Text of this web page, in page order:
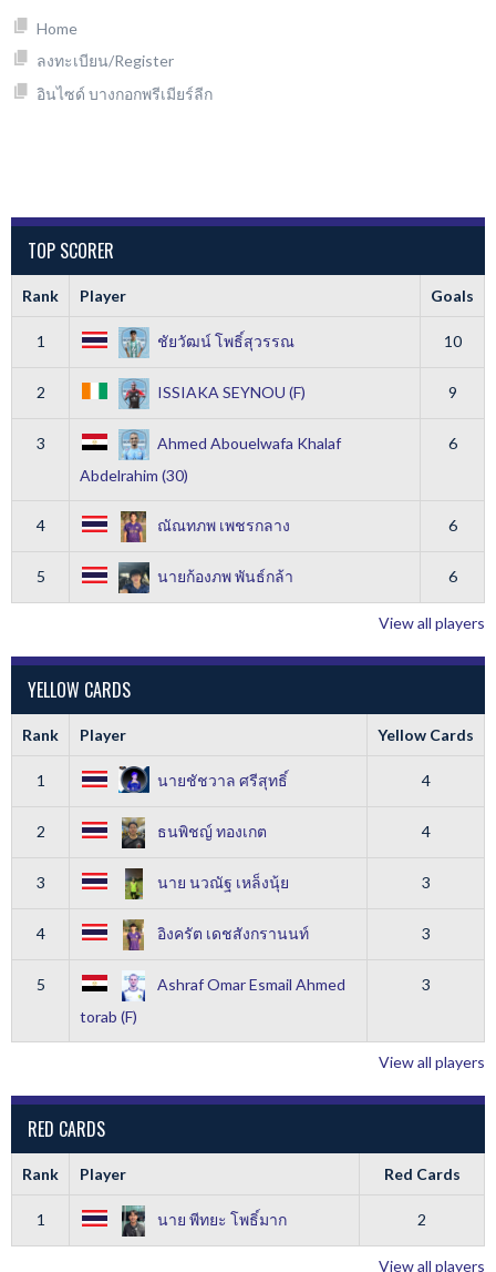
Home
ลงทะเบียน/Register
อินไซด์ บางกอกพรีเมียร์ลีก
TOP SCORER
Rank Player Goals
1 ชัยวัฒน์ โพธิ์สุวรรณ 10
2 ISSIAKA SEYNOU (F) 9
3
Ahmed Abouelwafa Khalaf
Abdelrahim (30)
6
4 ณัณทภพ เพชรกลาง 6
5 นายก้องภพ พันธ์กล้า 6
View all players
YELLOW CARDS
Rank Player Yellow Cards
1 นายชัชวาล ศรีสุทธิ์ 4
2 ธนพิชญ์ ทองเกต 4
3 นาย นวณัฐ เหล็งนุ้ย 3
4 อิงครัต เดชสังกรานนท์ 3
5
Ashraf Omar Esmail Ahmed
torab (F)
3
View all players
RED CARDS
Rank Player Red Cards
1 นาย พีทยะ โพธิ์มาก 2
View all players